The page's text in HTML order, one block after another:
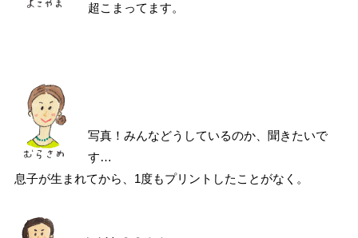
超こまってます。
写真！みんなどうしているのか、聞きたいで
す…
息子が生まれてから、1度もプリントしたことがなく。